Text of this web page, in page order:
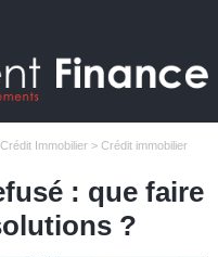
Crédit Immobilier> Crédit immobilier
: que faire
?